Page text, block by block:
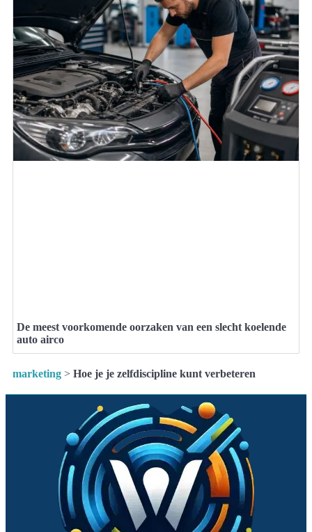
De meest voorkomende oorzaken van een slecht koelende
auto airco
marketing > Hoe je je zelfdiscipline kunt verbeteren